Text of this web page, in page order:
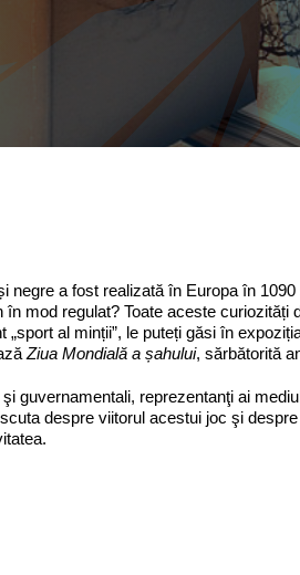
negre a fost realizată în Europa în
mod regulat? Toate aceste
al minții”, le puteți găsi în
Ziua Mondială a șahului, sărbătorită
guvernamentali, reprezentanţi ai
despre viitorul acestui joc şi